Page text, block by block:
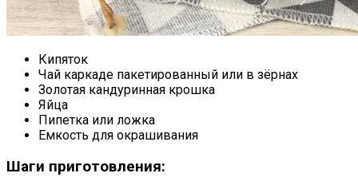
Кипяток
Чай каркаде пакетированный или в зёрнах
Золотая кандуринная крошка
Яйца
Пипетка или ложка
Емкость для окрашивания
Шаги приготовления: